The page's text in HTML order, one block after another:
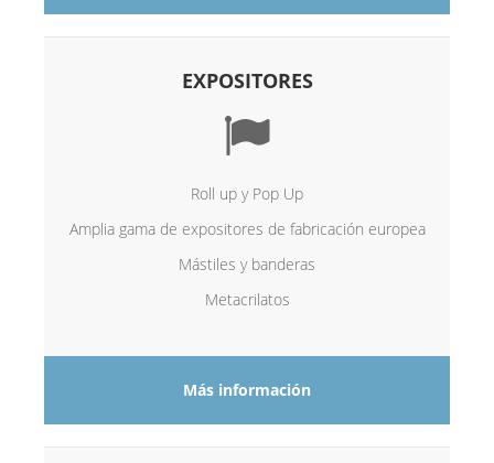
EXPOSITORES
Roll up y Pop Up
Amplia gama de expositores de fabricación europea
Mástiles y banderas
Metacrilatos
Más información